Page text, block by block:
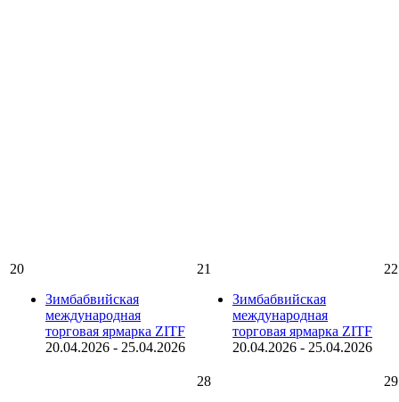
20
Зимбабвийская
международная
торговая ярмарка ZITF
20.04.2026 - 25.04.2026
21
Зимбабвийская
международная
торговая ярмарка ZITF
20.04.2026 - 25.04.2026
22
28
29